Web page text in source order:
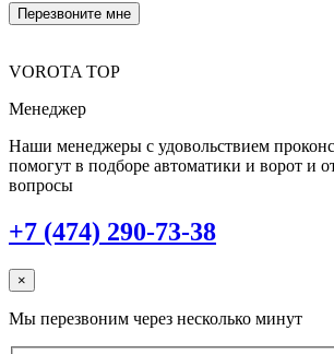
VOROTA TOP
Менеджер
Наши менеджеры с удовольствием
помогут в подборе автоматики и ворот и
вопросы
+7 (474) 290-73-38
×
Мы перезвоним через несколько минут